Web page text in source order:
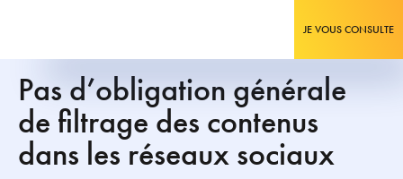
JE VOUS CONSULTE
Pas d’obligation générale
de filtrage des contenus
dans les réseaux sociaux